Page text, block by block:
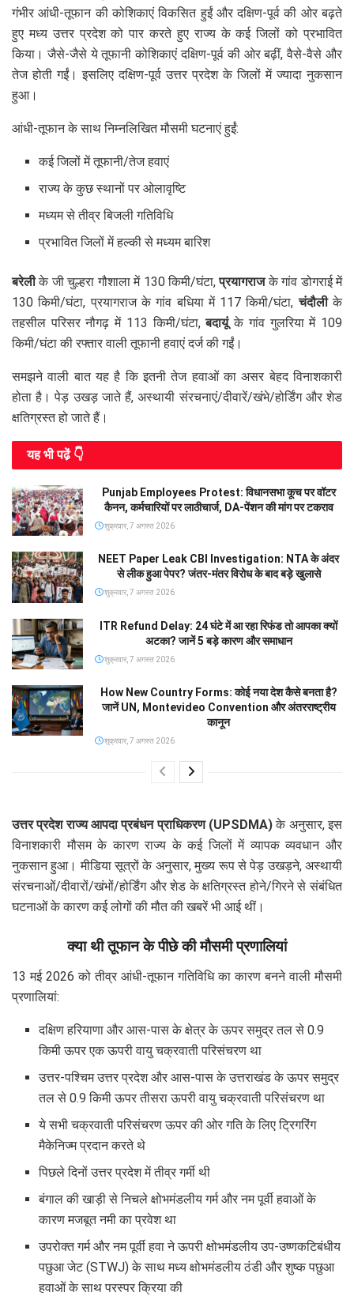
गंभीर आंधी-तूफान की कोशिकाएं विकसित हुईं और दक्षिण-पूर्व की ओर बढ़ते
हुए मध्य उत्तर प्रदेश को पार करते हुए राज्य के कई जिलों को प्रभावित
किया। जैसे-जैसे ये तूफानी कोशिकाएं दक्षिण-पूर्व की ओर बढ़ीं, वैसे-वैसे और
तेज होती गईं। इसलिए दक्षिण-पूर्व उत्तर प्रदेश के जिलों में ज्यादा नुकसान
हुआ।
आंधी-तूफान के साथ निम्नलिखित मौसमी घटनाएं हुईं:
कई जिलों में तूफानी/तेज हवाएं
राज्य के कुछ स्थानों पर ओलावृष्टि
मध्यम से तीव्र बिजली गतिविधि
प्रभावित जिलों में हल्की से मध्यम बारिश
बरेलीके जी चुल्हरा गौशाला में 130 किमी/घंटा,प्रयागराजके गांव डोगराई में
130 किमी/घंटा, प्रयागराज के गांव बधिया में 117 किमी/घंटा,चंदौलीके
तहसील परिसर नौगढ़ में 113 किमी/घंटा,बदायूंके गांव गुलरिया में 109
किमी/घंटा की रफ्तार वाली तूफानी हवाएं दर्ज की गईं।
समझने वाली बात यह है कि इतनी तेज हवाओं का असर बेहद विनाशकारी
होता है। पेड़ उखड़ जाते हैं, अस्थायी संरचनाएं/दीवारें/खंभे/होर्डिंग और शेड
क्षतिग्रस्त हो जाते हैं।
यह भी पढे़ं 👇
Punjab Employees Protest: विधानसभा कूच पर वॉटर
कैनन, कर्मचारियों पर लाठीचार्ज, DA-पेंशन की मांग पर टकराव
शुक्रवार, 7 अगस्त 2026
NEET Paper Leak CBI Investigation: NTA के अंदर
से लीक हुआ पेपर? जंतर-मंतर विरोध के बाद बड़े खुलासे
शुक्रवार, 7 अगस्त 2026
ITR Refund Delay: 24 घंटे में आ रहा रिफंड तो आपका क्यों
अटका? जानें 5 बड़े कारण और समाधान
शुक्रवार, 7 अगस्त 2026
How New Country Forms: कोई नया देश कैसे बनता है?
जानें UN, Montevideo Convention और अंतरराष्ट्रीय
कानून
शुक्रवार, 7 अगस्त 2026
उत्तर प्रदेश राज्य आपदा प्रबंधन प्राधिकरण (UPSDMA)के अनुसार, इस
विनाशकारी मौसम के कारण राज्य के कई जिलों में व्यापक व्यवधान और
नुकसान हुआ। मीडिया सूत्रों के अनुसार, मुख्य रूप से पेड़ उखड़ने, अस्थायी
संरचनाओं/दीवारों/खंभों/होर्डिंग और शेड के क्षतिग्रस्त होने/गिरने से संबंधित
घटनाओं के कारण कई लोगों की मौत की खबरें भी आई थीं।
क्या थी तूफान के पीछे की मौसमी प्रणालियां
13 मई 2026 को तीव्र आंधी-तूफान गतिविधि का कारण बनने वाली मौसमी
प्रणालियां:
दक्षिण हरियाणा और आस-पास के क्षेत्र के ऊपर समुद्र तल से 0.9
किमी ऊपर एक ऊपरी वायु चक्रवाती परिसंचरण था
उत्तर-पश्चिम उत्तर प्रदेश और आस-पास के उत्तराखंड के ऊपर समुद्र
तल से 0.9 किमी ऊपर तीसरा ऊपरी वायु चक्रवाती परिसंचरण था
ये सभी चक्रवाती परिसंचरण ऊपर की ओर गति के लिए ट्रिगरिंग
मैकेनिज्म प्रदान करते थे
पिछले दिनों उत्तर प्रदेश में तीव्र गर्मी थी
बंगाल की खाड़ी से निचले क्षोभमंडलीय गर्म और नम पूर्वी हवाओं के
कारण मजबूत नमी का प्रवेश था
उपरोक्त गर्म और नम पूर्वी हवा ने ऊपरी क्षोभमंडलीय उप-उष्णकटिबंधीय
पछुआ जेट (STWJ) के साथ मध्य क्षोभमंडलीय ठंडी और शुष्क पछुआ
हवाओं के साथ परस्पर क्रिया की